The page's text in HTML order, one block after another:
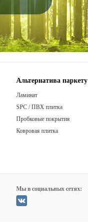
Альтернатива паркету
Ламинат
SPC / ПВХ плитка
Пробковые покрытия
Ковровая плитка
Мы в социальных сетях: